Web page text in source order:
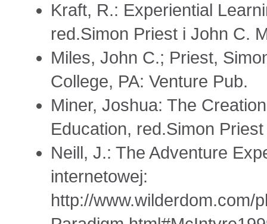
Kraft, R.: Experiential
red.Simon Priest i John C.
Miles, John C.; Priest,
College, PA: Venture Pub.
Miner, Joshua: The
Education, red.Simon
Neill, J.: The Adventure
internetowej:
http://www.wilderdom.com/